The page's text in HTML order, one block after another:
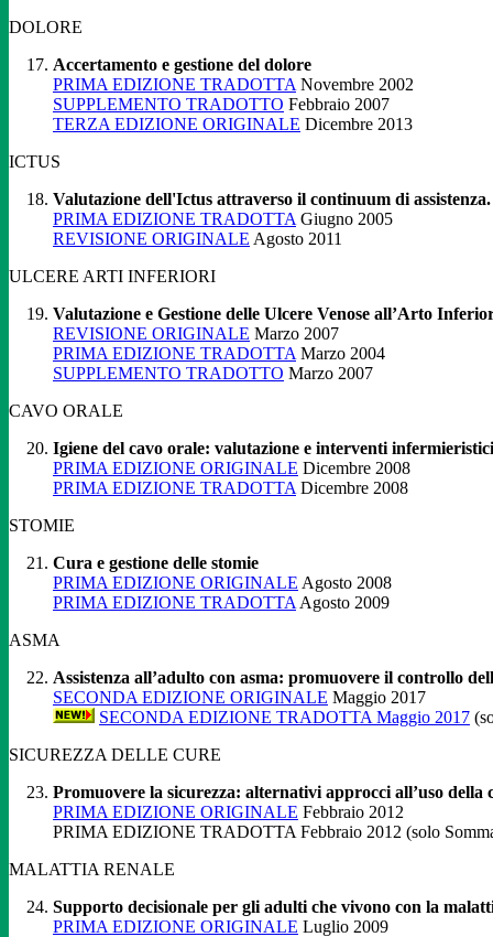
DOLORE
Accertamento e gestione del dolore
PRIMA EDIZIONE TRADOTTA Novembre 2002
SUPPLEMENTO TRADOTTO Febbraio 2007
TERZA EDIZIONE ORIGINALE Dicembre 2013
ICTUS
Valutazione dell'Ictus attraverso il continuum di assistenza.
PRIMA EDIZIONE TRADOTTA Giugno 2005
REVISIONE ORIGINALE Agosto 2011
ULCERE ARTI INFERIORI
Valutazione e Gestione delle Ulcere Venose all’Arto
REVISIONE ORIGINALE Marzo 2007
PRIMA EDIZIONE TRADOTTA Marzo 2004
SUPPLEMENTO TRADOTTO Marzo 2007
CAVO ORALE
Igiene del cavo orale: valutazione e interventi infermieristici
PRIMA EDIZIONE ORIGINALE Dicembre 2008
PRIMA EDIZIONE TRADOTTA Dicembre 2008
STOMIE
Cura e gestione delle stomie
PRIMA EDIZIONE ORIGINALE Agosto 2008
PRIMA EDIZIONE TRADOTTA Agosto 2009
ASMA
Assistenza all’adulto con asma: promuovere il controllo
SECONDA EDIZIONE ORIGINALE Maggio 2017
SECONDA EDIZIONE TRADOTTA Maggio 2017
SICUREZZA DELLE CURE
Promuovere la sicurezza: alternativi approcci all’uso della
PRIMA EDIZIONE ORIGINALE Febbraio 2012
PRIMA EDIZIONE TRADOTTA Febbraio 2012 (solo
MALATTIA RENALE
Supporto decisionale per gli adulti che vivono con la
PRIMA EDIZIONE ORIGINALE Luglio 2009